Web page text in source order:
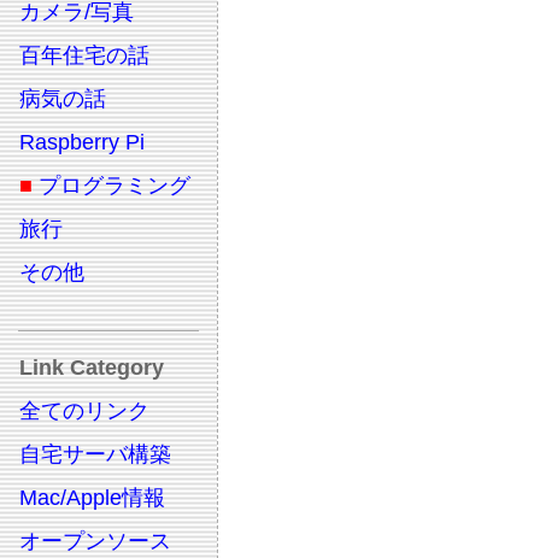
カメラ/写真
百年住宅の話
病気の話
Raspberry Pi
■ プログラミング
旅行
その他
Link Category
全てのリンク
自宅サーバ構築
Mac/Apple情報
オープンソース